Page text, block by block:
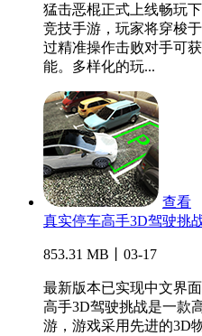
猛击恶棍正式上线畅玩
竞技手游，玩家将穿梭
过精准操作击败对手可
能。多样化的玩...
查看
真实停车高手3D驾驶挑
853.31 MB丨03-17
最新版本已实现中文界
高手3D驾驶挑战是一款
游，游戏采用先进的3D